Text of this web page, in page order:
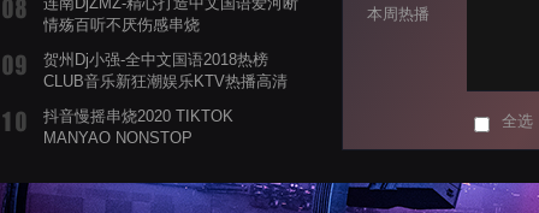
情殇百听不厌伤感串烧
贺州Dj小强-全中文国语2018热榜
CLUB音乐新狂潮娱乐KTV热播高清
抖音慢摇串烧2020 TIKTOK
MANYAO NONSTOP
蝉爸爸妈妈爱存在夏天的风是想你的
声音啊
本周热播
全选